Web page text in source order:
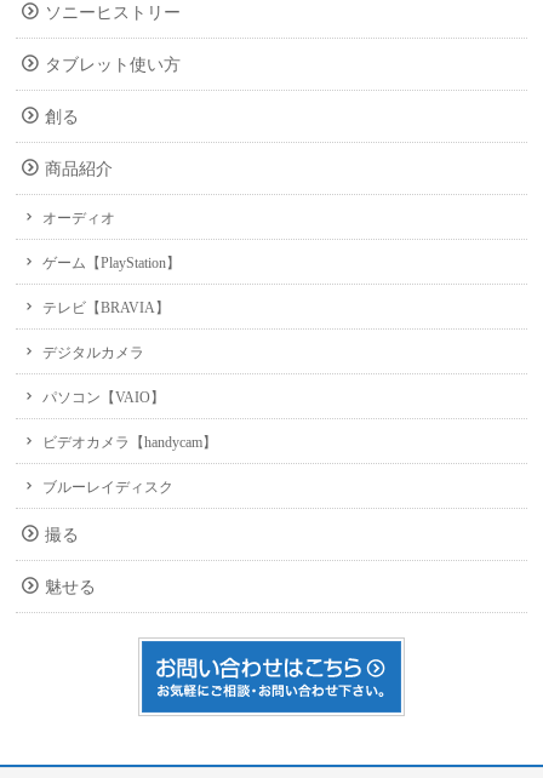
ソニーヒストリー
タブレット使い方
創る
商品紹介
オーディオ
ゲーム【PlayStation】
テレビ【BRAVIA】
デジタルカメラ
パソコン【VAIO】
ビデオカメラ【handycam】
ブルーレイディスク
撮る
魅せる